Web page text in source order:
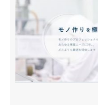
市場調査
の高いコ
粧品
株